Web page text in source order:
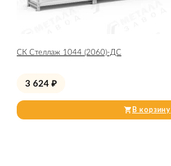
СК Стеллаж 1044 (2060)-ДС
3 624 ₽
В корзину